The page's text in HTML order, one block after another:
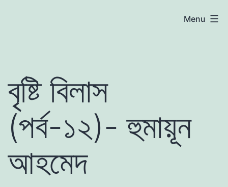
Menu
বৃষ্টি বিলাস
(পর্ব-১২)- হুমায়ূন
আহমেদ